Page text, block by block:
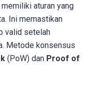
memiliki aturan yang
Ini memastikan
valid setelah
Metode konsensus
(PoW) dan Proof of